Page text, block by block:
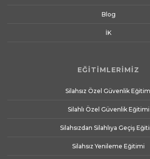
Blog
İK
EĞİTİMLERİMİZ
Silahsız Özel Güvenlik
Silahlı Özel Güvenlik Eğitimi
Silahsızdan Silahlıya Geçiş
Silahsız Yenileme Eğitimi